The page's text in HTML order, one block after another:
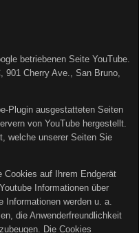
betriebenen Seite YouTube.
901 Cherry Ave., San Bruno,
Plugin ausgestatteten Seiten
von YouTube hergestellt.
welche unserer Seiten Sie
Cookies auf Ihrem Endgerät
Informationen über
Informationen werden u. a.
die Anwenderfreundlichkeit
Die Cookies